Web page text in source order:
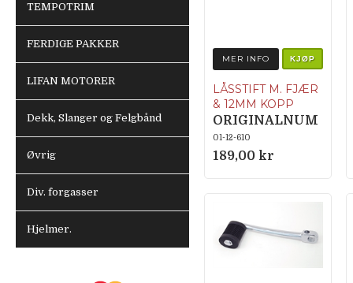
TEMPOTRIM
FERDIGE PAKKER
LIFAN MOTORER
Dekk, Slanger og Felgbånd
Øvrig
Div. forgasser
Hjelmer.
MER INFO KJØP
LÅSSTIFT M. FJÆR
& 12MM KOPP
ORIGINALNUM
MER 0290 114
000
01-12-610
189,00 kr